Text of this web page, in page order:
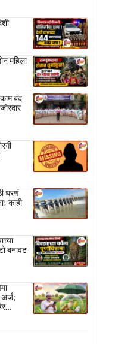
महिला
बंद
धरणं
काही
बनावट